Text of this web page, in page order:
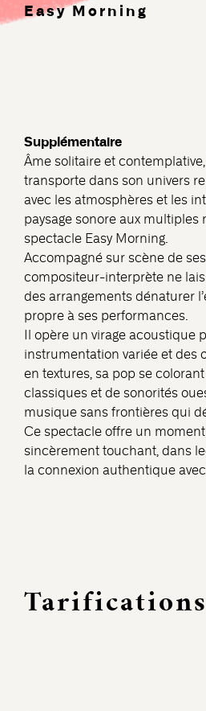
Easy Morning
Supplémentaire
Âme solitaire et contemplative,
transporte dans son univers
avec les atmosphères et les
paysage sonore aux multiples
spectacle Easy Morning.
Accompagné sur scène de
compositeur-interprète ne
des arrangements dénaturer
propre à ses performances.
Il opère un virage acoustique
instrumentation variée et des
en textures, sa pop se
classiques et de sonorités
musique sans frontières qui
Ce spectacle offre un
sincèrement touchant, dans
la connexion authentique avec
Tarifications